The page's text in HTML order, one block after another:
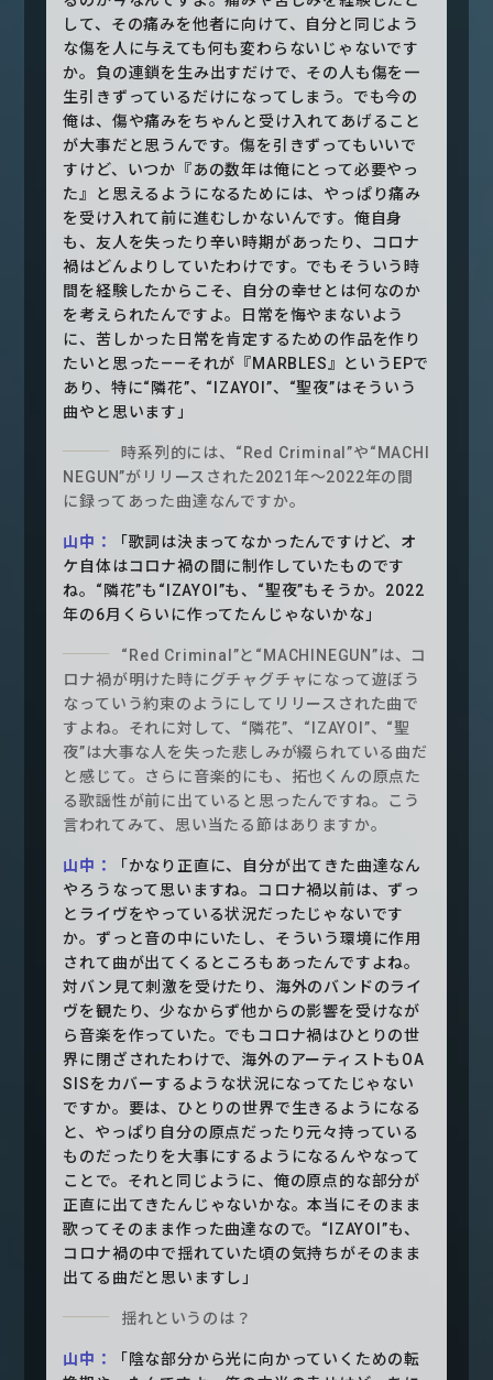
して、その痛みを他者に向けて、自分と同じよう
な傷を人に与えても何も変わらないじゃないです
か。負の連鎖を生み出すだけで、その人も傷を一
生引きずっているだけになってしまう。でも今の
俺は、傷や痛みをちゃんと受け入れてあげること
が大事だと思うんです。傷を引きずってもいいで
すけど、いつか『あの数年は俺にとって必要やっ
た』と思えるようになるためには、やっぱり痛み
を受け入れて前に進むしかないんです。俺自身
も、友人を失ったり辛い時期があったり、コロナ
禍はどんよりしていたわけです。でもそういう時
間を経験したからこそ、自分の幸せとは何なのか
を考えられたんですよ。日常を悔やまないよう
に、苦しかった日常を肯定するための作品を作り
たいと思った——それが『MARBLES』というEPで
あり、特に“隣花”、“IZAYOI”、“聖夜”はそういう
曲やと思います」
時系列的には、“Red Criminal”や“MACHI
NEGUN”がリリースされた2021年〜2022年の間
に録ってあった曲達なんですか。
山中：
「歌詞は決まってなかったんですけど、オ
ケ自体はコロナ禍の間に制作していたものです
ね。“隣花”も“IZAYOI”も、“聖夜”もそうか。2022
年の6月くらいに作ってたんじゃないかな」
“Red Criminal”と“MACHINEGUN”は、コ
ロナ禍が明けた時にグチャグチャになって遊ぼう
なっていう約束のようにしてリリースされた曲で
すよね。それに対して、“隣花”、“IZAYOI”、“聖
夜”は大事な人を失った悲しみが綴られている曲だ
と感じて。さらに音楽的にも、拓也くんの原点た
る歌謡性が前に出ていると思ったんですね。こう
言われてみて、思い当たる節はありますか。
山中：
「かなり正直に、自分が出てきた曲達なん
やろうなって思いますね。コロナ禍以前は、ずっ
とライヴをやっている状況だったじゃないです
か。ずっと音の中にいたし、そういう環境に作用
されて曲が出てくるところもあったんですよね。
対バン見て刺激を受けたり、海外のバンドのライ
ヴを観たり、少なからず他からの影響を受けなが
ら音楽を作っていた。でもコロナ禍はひとりの世
界に閉ざされたわけで、海外のアーティストもOA
SISをカバーするような状況になってたじゃない
ですか。要は、ひとりの世界で生きるようになる
と、やっぱり自分の原点だったり元々持っている
ものだったりを大事にするようになるんやなって
ことで。それと同じように、俺の原点的な部分が
正直に出てきたんじゃないかな。本当にそのまま
歌ってそのまま作った曲達なので。“IZAYOI”も、
コロナ禍の中で揺れていた頃の気持ちがそのまま
出てる曲だと思いますし」
揺れというのは？
山中：
「陰な部分から光に向かっていくための転